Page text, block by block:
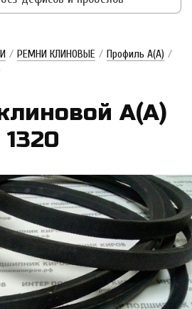
/ РЕМНИ КЛИНОВЫЕ / Профиль A(А) /
А(А)
1320